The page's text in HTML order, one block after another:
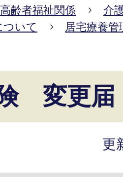
高齢者福祉関係
介
いて
居宅療養管
変更届
更